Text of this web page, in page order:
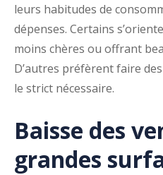
leurs habitudes de
dépenses. Certains
moins chères ou offrant
D’autres préfèrent faire
le strict nécessaire.
Baisse des
grandes